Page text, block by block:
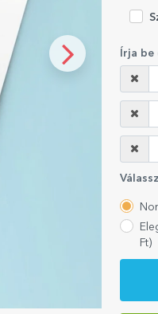
Írja
Ft)